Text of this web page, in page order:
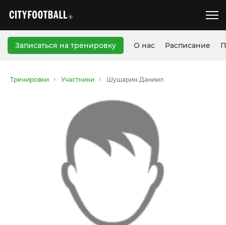
Записаться на тренировку О нас Расписание
Тренировки Участники Шушарин Даниил